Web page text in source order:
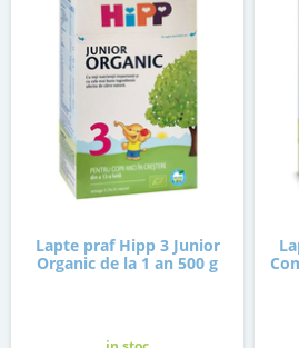
Lapte praf Hipp 3 Junior
Organic de la 1 an 500 g